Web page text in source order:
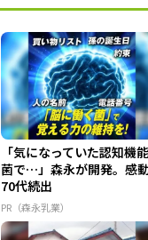
「気になっていた認知機
菌で…」森永が開発。感
70代続出
PR（森永乳業）